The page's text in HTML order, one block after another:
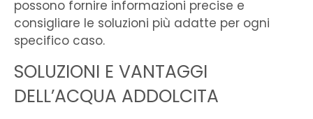
possono fornire informazioni precise e
consigliare le soluzioni più adatte per ogni
specifico caso.
SOLUZIONI E VANTAGGI
DELL’ACQUA ADDOLCITA